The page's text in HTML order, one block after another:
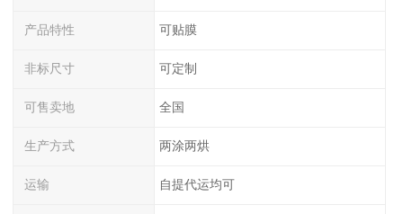
产品特性 可贴膜
非标尺寸 可定制
可售卖地 全国
生产方式 两涂两烘
运输 自提代运均可